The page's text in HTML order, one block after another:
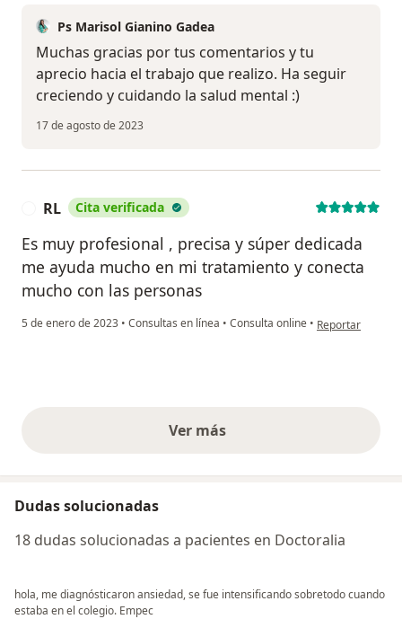
Ps Marisol Gianino Gadea
Muchas gracias por tus comentarios y tu
aprecio hacia el trabajo que realizo. Ha seguir
creciendo y cuidando la salud mental :)
17 de agosto de 2023
RL Cita verificada
Es muy profesional , precisa y súper dedicada
me ayuda mucho en mi tratamiento y conecta
mucho con las personas
5 de enero de 2023 • Consultas en línea • Consulta online • en opinión del
Reportar
Ver másopiniones anteriores
Dudas solucionadas
18 dudas solucionadas a pacientes en Doctoralia
hola, me diagnósticaron ansiedad, se fue intensificando sobretodo cuando
estaba en el colegio. Empec